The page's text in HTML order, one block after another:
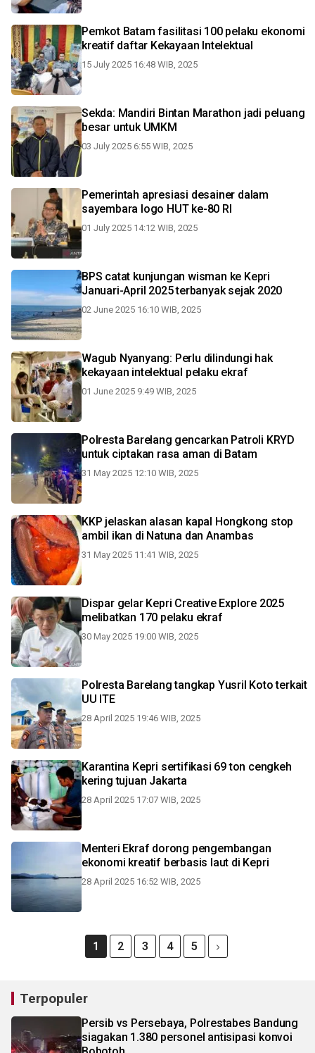
Pemkot Batam fasilitasi 100 pelaku ekonomi
kreatif daftar Kekayaan Intelektual
15 July 2025 16:48 WIB, 2025
Sekda: Mandiri Bintan Marathon jadi peluang
besar untuk UMKM
03 July 2025 6:55 WIB, 2025
Pemerintah apresiasi desainer dalam
sayembara logo HUT ke-80 RI
01 July 2025 14:12 WIB, 2025
BPS catat kunjungan wisman ke Kepri
Januari-April 2025 terbanyak sejak 2020
02 June 2025 16:10 WIB, 2025
Wagub Nyanyang: Perlu dilindungi hak
kekayaan intelektual pelaku ekraf
01 June 2025 9:49 WIB, 2025
Polresta Barelang gencarkan Patroli KRYD
untuk ciptakan rasa aman di Batam
31 May 2025 12:10 WIB, 2025
KKP jelaskan alasan kapal Hongkong stop
ambil ikan di Natuna dan Anambas
31 May 2025 11:41 WIB, 2025
Dispar gelar Kepri Creative Explore 2025
melibatkan 170 pelaku ekraf
30 May 2025 19:00 WIB, 2025
Polresta Barelang tangkap Yusril Koto terkait
UU ITE
28 April 2025 19:46 WIB, 2025
Karantina Kepri sertifikasi 69 ton cengkeh
kering tujuan Jakarta
28 April 2025 17:07 WIB, 2025
Menteri Ekraf dorong pengembangan
ekonomi kreatif berbasis laut di Kepri
28 April 2025 16:52 WIB, 2025
1 2 3 4 5
Terpopuler
Persib vs Persebaya, Polrestabes Bandung
siagakan 1.380 personel antisipasi konvoi